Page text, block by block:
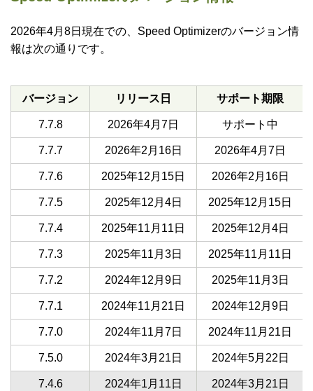
2026年4月8日現在での、Speed Optimizerのバージョン情
報は次の通りです。
バージョン リリース日 サポート期限
7.7.8 2026年4月7日 サポート中
7.7.7 2026年2月16日 2026年4月7日
7.7.6 2025年12月15日 2026年2月16日
7.7.5 2025年12月4日 2025年12月15日
7.7.4 2025年11月11日 2025年12月4日
7.7.3 2025年11月3日 2025年11月11日
7.7.2 2024年12月9日 2025年11月3日
7.7.1 2024年11月21日 2024年12月9日
7.7.0 2024年11月7日 2024年11月21日
7.5.0 2024年3月21日 2024年5月22日
7.4.6 2024年1月11日 2024年3月21日